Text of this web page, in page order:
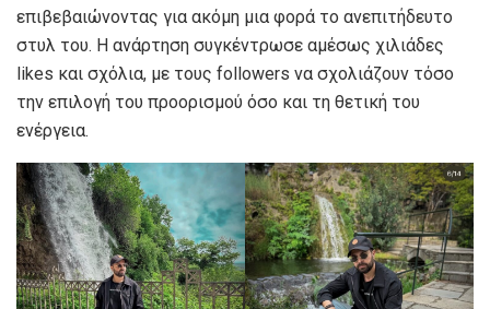
επιβεβαιώνοντας για ακόμη μια φορά το ανεπιτήδευτο
στυλ του. Η ανάρτηση συγκέντρωσε αμέσως χιλιάδες
likes και σχόλια, με τους followers να σχολιάζουν τόσο
την επιλογή του προορισμού όσο και τη θετική του
ενέργεια.